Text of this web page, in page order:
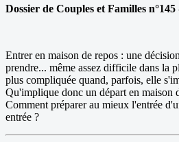
Dossier de Couples et Familles
Entrer en maison de repos : une
prendre... même assez difficile dans la
plus compliquée quand, parfois, elle
Qu'implique donc un départ en maison
Comment préparer au mieux l'entrée
entrée ?